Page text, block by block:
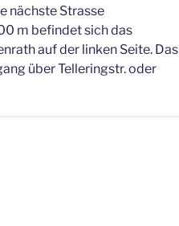
nächste Strasse
m befindet sich das
auf der linken Seite. Das
über Telleringstr. oder